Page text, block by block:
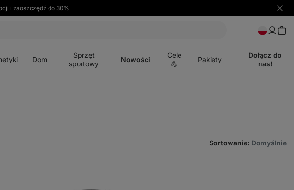
i zaoszczędź do 30%
Ukryj
Dom
Sprzęt
sportowy
Nowości
Cele
💪
menu
Pakiety
Dołącz do
nas!
Sortowanie: Domyślnie